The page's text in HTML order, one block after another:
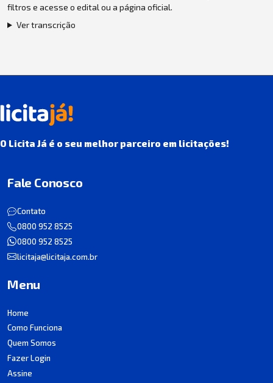
filtros e acesse o edital ou a página oficial.
Ver transcrição
O Licita Já é o seu melhor parceiro em licitações!
Fale Conosco
Contato
0800 952 8525
0800 952 8525
licitaja@licitaja.com.br
Menu
Home
Como Funciona
Quem Somos
Fazer Login
Assine